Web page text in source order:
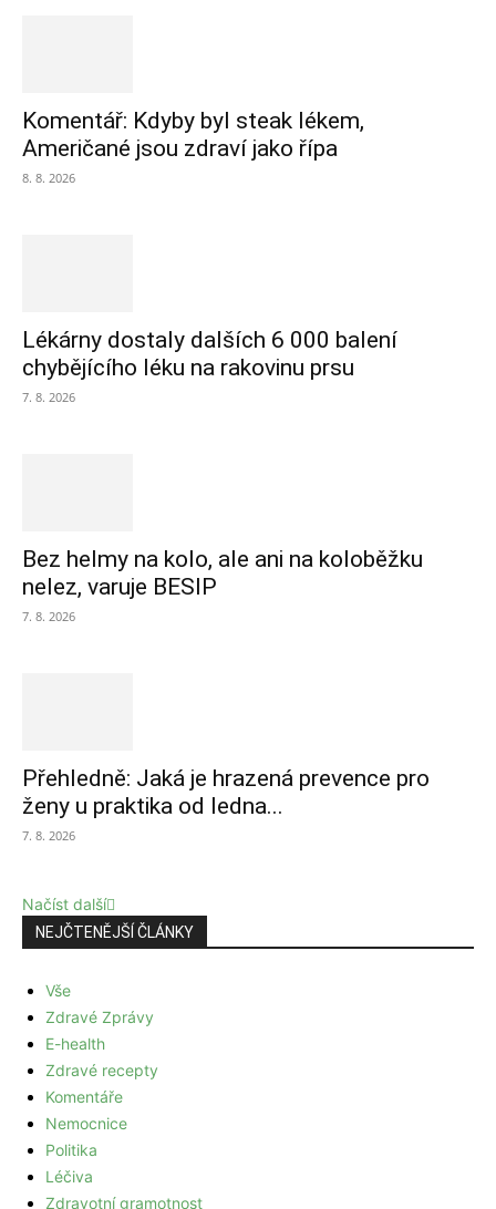
Komentář: Kdyby byl steak lékem,
Američané jsou zdraví jako řípa
8. 8. 2026
Lékárny dostaly dalších 6 000 balení
chybějícího léku na rakovinu prsu
7. 8. 2026
Bez helmy na kolo, ale ani na koloběžku
nelez, varuje BESIP
7. 8. 2026
Přehledně: Jaká je hrazená prevence pro
ženy u praktika od ledna...
7. 8. 2026
Načíst další
NEJČTENĚJŠÍ ČLÁNKY
Vše
Zdravé Zprávy
E-health
Zdravé recepty
Komentáře
Nemocnice
Politika
Léčiva
Zdravotní gramotnost